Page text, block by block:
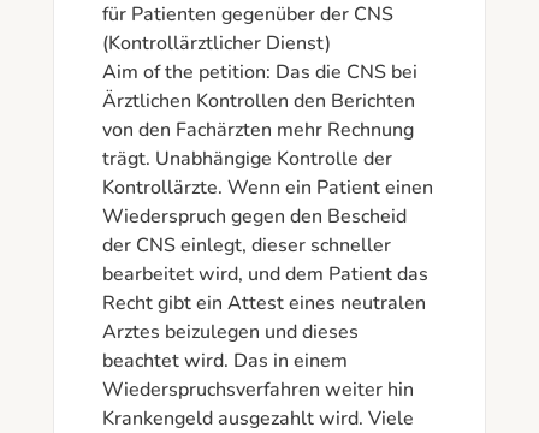
für Patienten gegenüber der CNS
(Kontrollärztlicher Dienst)
Aim of the petition: Das die CNS bei
Ärztlichen Kontrollen den Berichten
von den Fachärzten mehr Rechnung
trägt. Unabhängige Kontrolle der
Kontrollärzte. Wenn ein Patient einen
Wiederspruch gegen den Bescheid
der CNS einlegt, dieser schneller
bearbeitet wird, und dem Patient das
Recht gibt ein Attest eines neutralen
Arztes beizulegen und dieses
beachtet wird. Das in einem
Wiederspruchsverfahren weiter hin
Krankengeld ausgezahlt wird. Viele